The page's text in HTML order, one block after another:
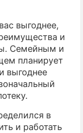
выгоднее,
и
Семейным и
планирует
выгоднее
в
и работать